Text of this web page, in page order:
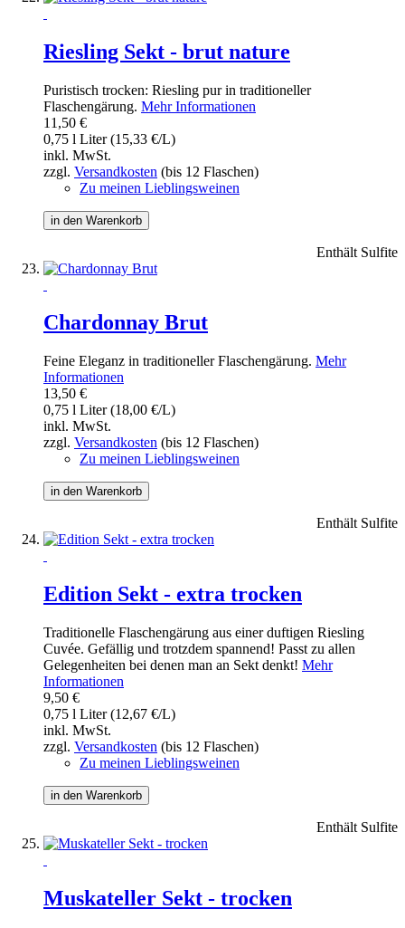
Riesling Sekt - brut nature
Puristisch trocken: Riesling pur in traditioneller
Flaschengärung. Mehr Informationen
11,50 €
0,75 l Liter (15,33 €/L)
inkl. MwSt.
zzgl. Versandkosten (bis 12 Flaschen)
Zu meinen Lieblingsweinen
in den Warenkorb
Enthält Sulfite
Chardonnay Brut
Feine Eleganz in traditioneller Flaschengärung. Mehr
Informationen
13,50 €
0,75 l Liter (18,00 €/L)
inkl. MwSt.
zzgl. Versandkosten (bis 12 Flaschen)
Zu meinen Lieblingsweinen
in den Warenkorb
Enthält Sulfite
Edition Sekt - extra trocken
Traditionelle Flaschengärung aus einer duftigen Riesling
Cuvée. Gefällig und trotzdem spannend! Passt zu allen
Gelegenheiten bei denen man an Sekt denkt! Mehr
Informationen
9,50 €
0,75 l Liter (12,67 €/L)
inkl. MwSt.
zzgl. Versandkosten (bis 12 Flaschen)
Zu meinen Lieblingsweinen
in den Warenkorb
Enthält Sulfite
Muskateller Sekt - trocken